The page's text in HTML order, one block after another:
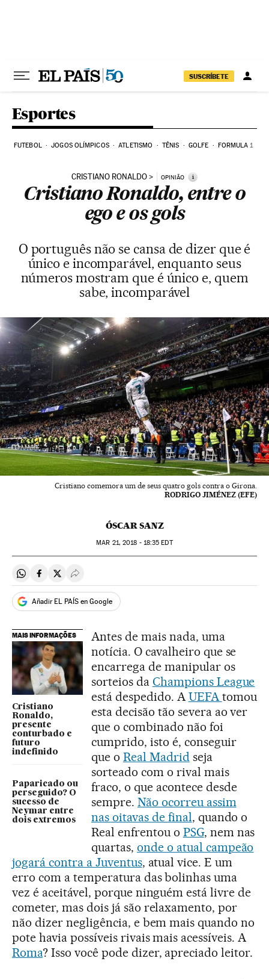
SUSCRÍBETE
Esportes
FUTEBOL JOGOS OLÍMPICOS ATLETISMO TÊNIS GOLFE FORMULA 1
CRISTIANO RONALDO OPINIÃO i
Cristiano Ronaldo, entre o
ego e os gols
O português não se cansa de dizer que é
único e incomparável, enquanto seus
números mostram que é único e, quem
sabe, incomparável
Cristiano comemora um de seus quatro gols contra o Girona.
RODRIGO JIMÉNEZ (EFE)
ÓSCAR SANZ
MAR 21, 2018 - 18:35 EDT
Compartir en Whatsapp
Compartir en Facebook
Compartir en Twitter
Desplegar Redes Sociales
Añadir EL PAÍS en Google
MAIS INFORMAÇÕES
Cristiano
Ronaldo,
presente
conturbado e
futuro
indefinido
Paparicado ou
perseguido? O
sucesso de
Neymar entre
dois extremos
Antes de mais nada, uma
notícia. O cavalheiro que se
encarrega de manipular os
sorteios da Champions League
está despedido. AUEFAtomou
esta decisão tão severa ao ver
que o combinado não foi
cumprido, isto é, conseguir
que o Real Madridseja
sorteado com o rival mais
fraco, o que acontece desde
sempre. Não ocorreu assim
nas oitavas de final, quando o
Real enfrentou o PSG, nem nas
quartas, onde o atual campeão
jogará contra a Juventus, atual vice. E um
erro com a temperatura das bolinhas uma
vez é aceitável, porque ninguém está livre de
cometer, mas dois já são relaxamento, por
não dizer negligência, e bem mais quando no
pote havia possíveis rivais mais acessíveis. A
Roma? Isso você pode dizer, apreciado leitor.